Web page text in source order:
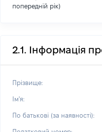
попередній рік)
2.1. Інформація
Прізвище:
Ім'я:
По батькові (за наявності):